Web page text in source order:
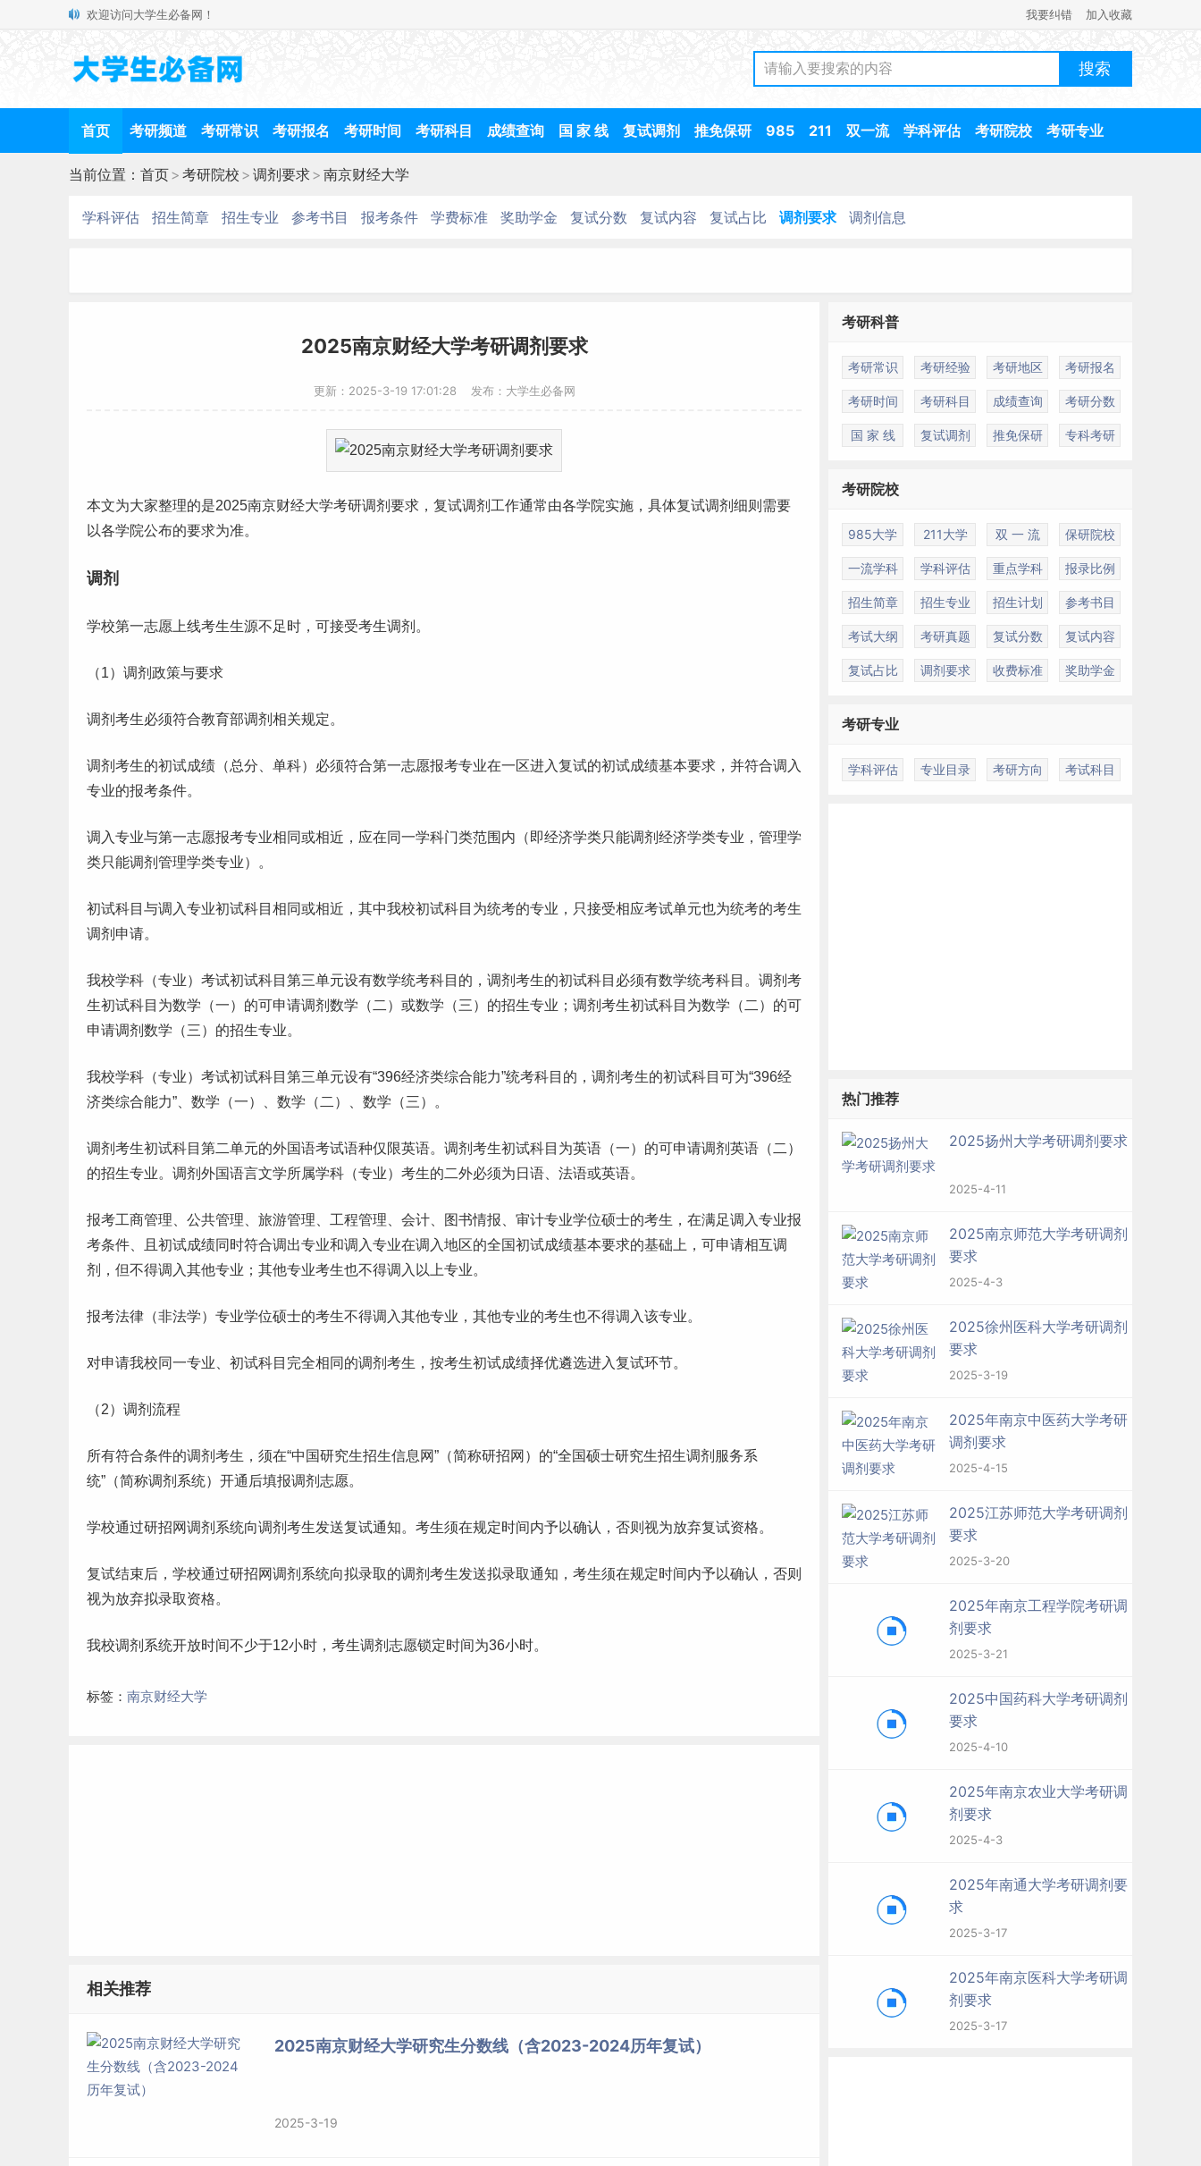
欢迎访问大学生必备网！ 我要纠错 加入收藏
首页 考研频道 考研常识 考研报名 考研时间 考研科目 成绩查询 国 家 线 复试调剂 推免保研 985 211 双一流 学科评估 考研院校 考研专业
当前位置： 首页> 考研院校 > 调剂要求> 南京财经大学
学科评估 招生简章 招生专业 参考书目 报考条件 学费标准 奖助学金 复试分数 复试内容 复试占比 调剂要求 调剂信息
2025南京财经大学考研调剂要求
更新：2025-3-19 17:01:28 发布：大学生必备网
本文为大家整理的是2025南京财经大学考研调剂要求，复试调剂 工作通常由各学院实施，具体复试调剂细则需要
以各学院公布的要求为准。
调剂
学校第一志愿 上线考生生源不足时，可接受考生调剂。
（1）调剂政策与要求
调剂考生必须符合教育部调剂相关规定。
调剂考生的初试成绩（总分、单科）必须符合第一志愿报考专业在一区进入复试的初试成绩基本要求，并符合调入
专业的报考条件。
调入专业与第一志愿报考专业相同或相近，应在同一学科门类范围内（即经济学类只能调剂经济学类专业，管理学
类只能调剂管理学类专业）。
初试科目与调入专业初试科目相同或相近，其中我校初试科目为统考的专业，只接受相应考试单元也为统考的考生
调剂申请。
我校学科（专业）考试初试科目第三单元设有数学统考科目的，调剂考生的初试科目必须有数学统考科目。调剂考
生初试科目为数学（一）的可申请调剂数学（二）或数学（三）的招生专业；调剂考生初试科目为数学（二）的可
申请调剂数学（三）的招生专业。
我校学科（专业）考试初试科目第三单元设有“396经济类综合能力”统考科目的，调剂考生的初试科目可为“396经
济类综合能力”、数学（一）、数学（二）、数学（三）。
调剂考生初试科目第二单元的外国语考试语种仅限英语。调剂考生初试科目为英语（一）的可申请调剂英语（二）
的招生专业。调剂外国语言文学所属学科（专业）考生的二外必须为日语、法语或英语。
报考工商管理、公共管理、旅游管理、工程管理、会计、图书情报、审计专业学位硕士的考生，在满足调入专业报
考条件、且初试成绩同时符合调出专业和调入专业在调入地区的全国初试成绩基本要求的基础上，可申请相互调
剂，但不得调入其他专业；其他专业考生也不得调入以上专业。
报考法律（非法学）专业学位硕士的考生不得调入其他专业，其他专业的考生也不得调入该专业。
对申请我校同一专业、初试科目完全相同的调剂考生，按考生初试成绩择优遴选进入复试环节。
（2）调剂流程
所有符合条件的调剂考生，须在“中国研究生招生信息网”（简称研招网）的“全国硕士研究生招生调剂服务系
统”（简称调剂系统）开通后填报调剂志愿。
学校通过研招网调剂系统向调剂考生发送复试通知。考生须在规定时间内予以确认，否则视为放弃复试资格。
复试结束后，学校通过研招网调剂系统向拟录取的调剂考生发送拟录取通知，考生须在规定时间内予以确认，否则
视为放弃拟录取资格。
我校调剂系统开放时间不少于12小时，考生调剂志愿锁定时间为36小时。
标签： 南京财经大学
相关推荐
2025南京财经大学研究生分数线（含2023-2024历年复试）
2025-3-19
考研科普
考研常识 考研经验 考研地区 考研报名
考研时间 考研科目 成绩查询 考研分数
国 家 线 复试调剂 推免保研 专科考研
考研院校
985大学 211大学 双 一 流 保研院校
一流学科 学科评估 重点学科 报录比例
招生简章 招生专业 招生计划 参考书目
考试大纲 考研真题 复试分数 复试内容
复试占比 调剂要求 收费标准 奖助学金
考研专业
学科评估 专业目录 考研方向 考试科目
热门推荐
2025扬州大学考研调剂要求
2025-4-11
2025南京师范大学考研调剂
要求
2025-4-3
2025徐州医科大学考研调剂
要求
2025-3-19
2025年南京中医药大学考研
调剂要求
2025-4-15
2025江苏师范大学考研调剂
要求
2025-3-20
2025年南京工程学院考研调
剂要求
2025-3-21
2025中国药科大学考研调剂
要求
2025-4-10
2025年南京农业大学考研调
剂要求
2025-4-3
2025年南通大学考研调剂要
求
2025-3-17
2025年南京医科大学考研调
剂要求
2025-3-17